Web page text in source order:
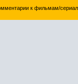
к фильмам/